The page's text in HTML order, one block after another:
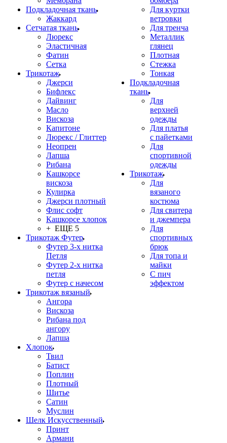
Подкладочная ткань
Жаккард
Сетчатая ткань
Люрекс
Эластичная
Фатин
Сетка
Трикотаж
Джерси
Бифлекс
Дайвинг
Масло
Вискоза
Капитоне
Люрекс / Глиттер
Неопрен
Лапша
Рибана
Кашкорсе
вискоза
Кулирка
Джерси плотный
Флис софт
Кашкорсе хлопок
+ ЕЩЕ 5
Трикотаж Футер
Футер 3-х нитка
Петля
Футер 2-х нитка
петля
Футер с начесом
Трикотаж вязаный
Ангора
Вискоза
Рибана под
ангору
Лапша
Хлопок
Твил
Батист
Поплин
Плотный
Шитье
Сатин
Муслин
Шелк Искусственный
Принт
Армани
Для куртки
ветровки
Для тренча
Металлик
глянец
Плотная
Стежка
Тонкая
Подкладочная
ткань
Для
верхней
одежды
Для платья
с пайетками
Для
спортивной
одежды
Трикотаж
Для
вязаного
костюма
Для свитера
и джемпера
Для
спортивных
брюк
Для топа и
майки
С пич
эффектом